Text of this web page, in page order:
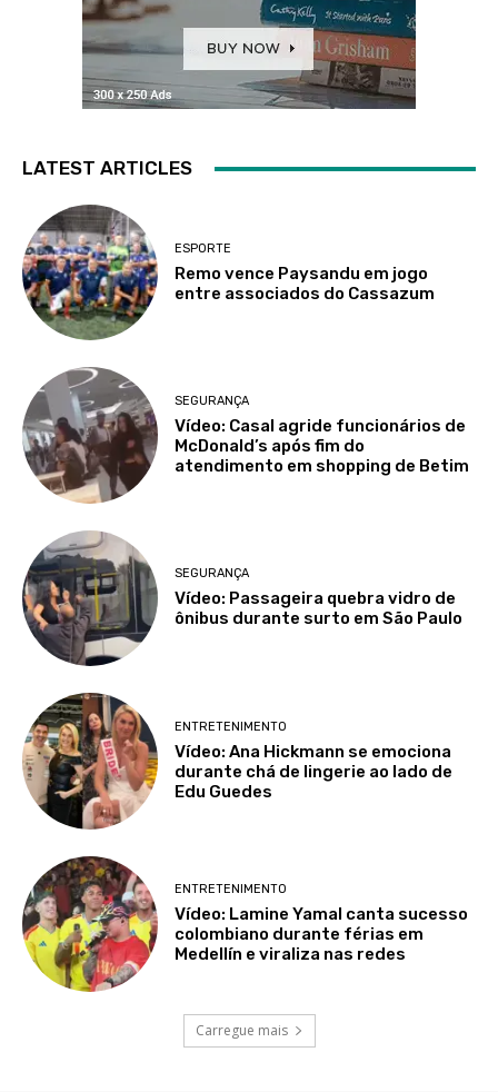
LATEST ARTICLES
ESPORTE
Remo vence Paysandu em jogo
entre associados do Cassazum
SEGURANÇA
Vídeo: Casal agride funcionários de
McDonald’s após fim do
atendimento em shopping de Betim
SEGURANÇA
Vídeo: Passageira quebra vidro de
ônibus durante surto em São Paulo
ENTRETENIMENTO
Vídeo: Ana Hickmann se emociona
durante chá de lingerie ao lado de
Edu Guedes
ENTRETENIMENTO
Vídeo: Lamine Yamal canta sucesso
colombiano durante férias em
Medellín e viraliza nas redes
Carregue mais